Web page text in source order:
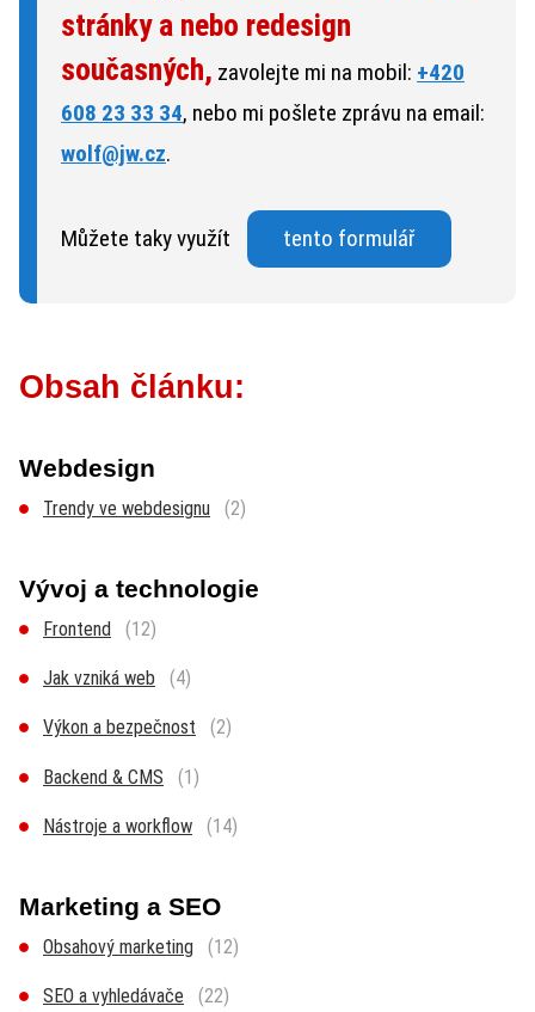
stránky a nebo redesign
současných, zavolejte mi na mobil: +420
608 23 33 34, nebo mi pošlete zprávu na email:
wolf@jw.cz.
Můžete taky využít tento formulář
Obsah článku:
Webdesign
Trendy ve webdesignu (2)
Vývoj a technologie
Frontend (12)
Jak vzniká web (4)
Výkon a bezpečnost (2)
Backend & CMS (1)
Nástroje a workflow (14)
Marketing a SEO
Obsahový marketing (12)
SEO a vyhledávače (22)